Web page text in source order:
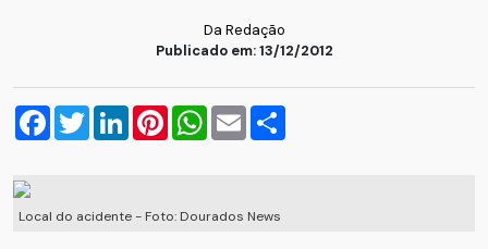
Da Redação
Publicado em: 13/12/2012
Facebook
TwitterLinkedInPinterestWhatsApp
Email
Local do acidente - Foto: Dourados News